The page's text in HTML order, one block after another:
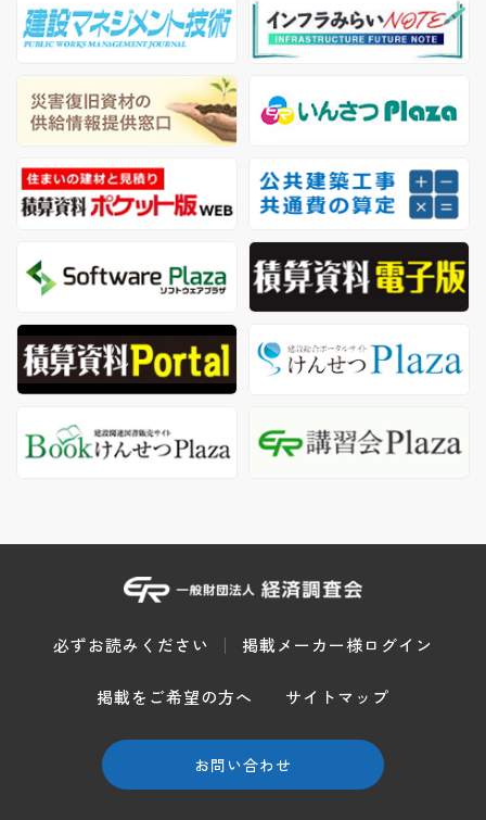
必ずお読みください 掲載メーカー様ログイン
掲載をご希望の方へ サイトマップ
お問い合わせ